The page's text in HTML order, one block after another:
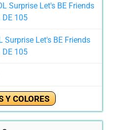
Surprise Let's BE Friends
DE 105
Y COLORES